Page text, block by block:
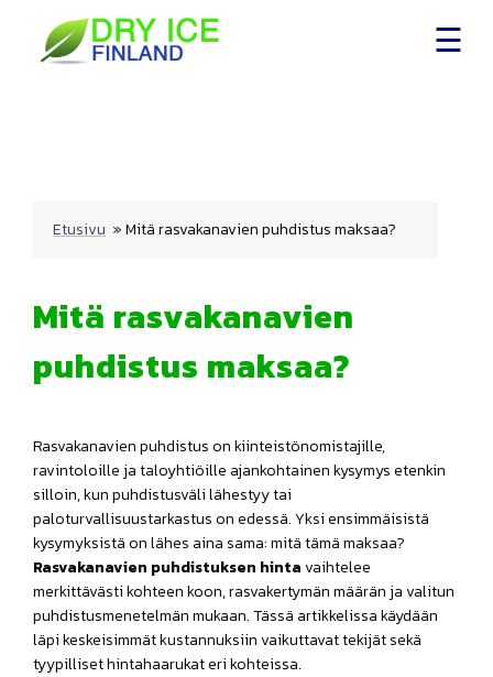
Etusivu »Mitä rasvakanavien puhdistus maksaa?
Mitä rasvakanavien
puhdistus maksaa?
Rasvakanavien puhdistus on kiinteistönomistajille,
ravintoloille ja taloyhtiöille ajankohtainen kysymys etenkin
silloin, kun puhdistusväli lähestyy tai
paloturvallisuustarkastus on edessä. Yksi ensimmäisistä
kysymyksistä on lähes aina sama: mitä tämä maksaa?
Rasvakanavien puhdistuksen hintavaihtelee
merkittävästi kohteen koon, rasvakertymän määrän ja valitun
puhdistusmenetelmän mukaan. Tässä artikkelissa käydään
läpi keskeisimmät kustannuksiin vaikuttavat tekijät sekä
tyypilliset hintahaarukat eri kohteissa.